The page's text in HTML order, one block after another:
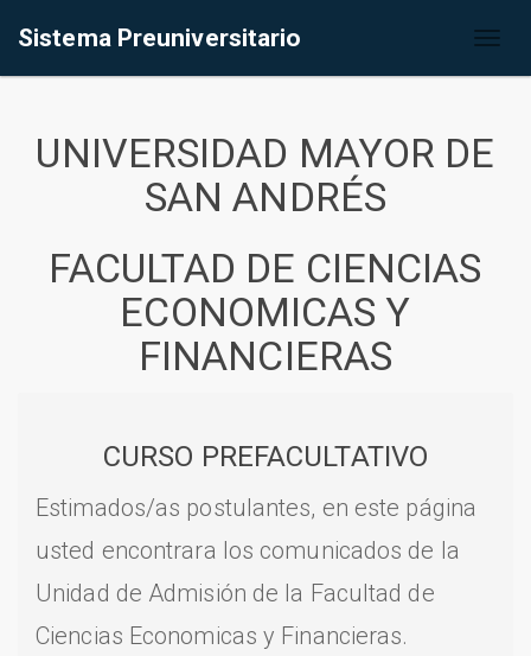
Sistema Preuniversitario
UNIVERSIDAD MAYOR DE
SAN ANDRÉS
FACULTAD DE CIENCIAS
ECONOMICAS Y
FINANCIERAS
CURSO PREFACULTATIVO
Estimados/as postulantes, en este página
usted encontrara los comunicados de la
Unidad de Admisión de la Facultad de
Ciencias Economicas y Financieras.